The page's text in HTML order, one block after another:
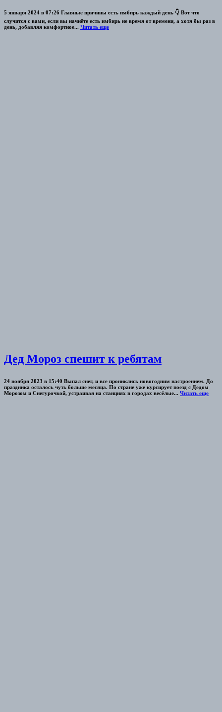
5 января 2024 в 07:26 Главные причины есть имбирь каждый день 👇 Вот что
случится с вами, если вы начнёте есть имбирь не время от времени, а хотя бы раз в
день, добавляя комфортное... Читать еще
Дед Мороз спешит к ребятам
24 ноября 2023 в 15:40 Выпал снег, и все прониклись новогодним настроением. До
праздника осталось чуть больше месяца. По стране уже курсирует поезд с Дедом
Морозом и Снегурочкой, устраивая на станциях в городах весёлые... Читать еще